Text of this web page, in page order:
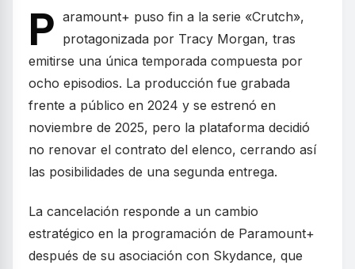
P aramount+ puso fin a la serie «Crutch»,
protagonizada por Tracy Morgan, tras
emitirse una única temporada compuesta por
ocho episodios. La producción fue grabada
frente a público en 2024 y se estrenó en
noviembre de 2025, pero la plataforma decidió
no renovar el contrato del elenco, cerrando así
las posibilidades de una segunda entrega.
La cancelación responde a un cambio
estratégico en la programación de Paramount+
después de su asociación con Skydance, que